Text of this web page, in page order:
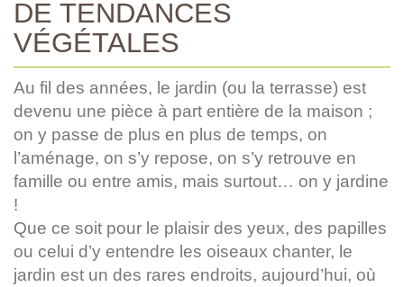
DE TENDANCES
VÉGÉTALES
Au fil des années, le jardin (ou la terrasse) est
devenu une pièce à part entière de la maison ;
on y passe de plus en plus de temps, on
l’aménage, on s’y repose, on s’y retrouve en
famille ou entre amis, mais surtout… on y jardine
!
Que ce soit pour le plaisir des yeux, des papilles
ou celui d’y entendre les oiseaux chanter, le
jardin est un des rares endroits, aujourd’hui, où